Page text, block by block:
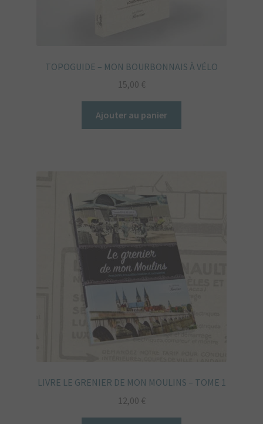
TOPOGUIDE – MON BOURBONNAIS À VÉLO
15,00 €
Ajouter au panier
LIVRE LE GRENIER DE MON MOULINS – TOME 1
12,00 €